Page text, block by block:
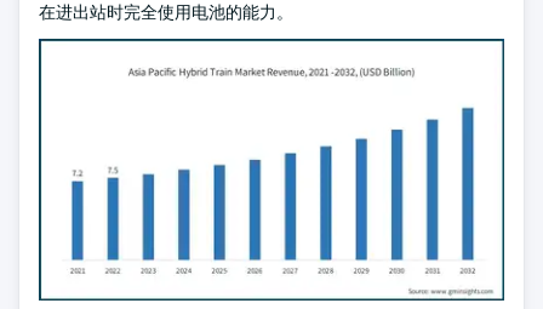
在进出站时完全使用电池的能力。